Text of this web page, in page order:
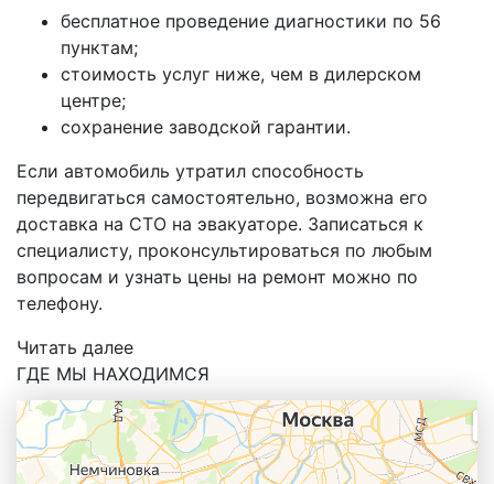
бесплатное проведение диагностики по 56
пунктам;
стоимость услуг ниже, чем в дилерском
центре;
сохранение заводской гарантии.
Если автомобиль утратил способность
передвигаться самостоятельно, возможна его
доставка на СТО на эвакуаторе. Записаться к
специалисту, проконсультироваться по любым
вопросам и узнать цены на ремонт можно по
телефону.
Читать далее
ГДЕ МЫ НАХОДИМСЯ